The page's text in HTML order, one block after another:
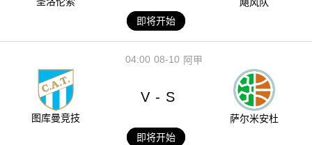
即将开始
08-10
04:00 阿甲
图库曼竞技
V - S
萨尔米安杜
即将开始